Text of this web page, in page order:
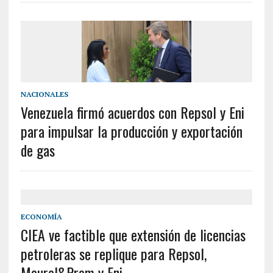
NACIONALES
Venezuela firmó acuerdos con Repsol y Eni
para impulsar la producción y exportación
de gas
ECONOMÍA
CIEA ve factible que extensión de licencias
petroleras se replique para Repsol,